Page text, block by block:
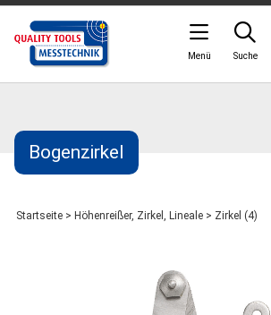
Bogenzirkel
Startseite > Höhenreißer, Zirkel, Lineale > Zirkel (4)
Suche
Menü